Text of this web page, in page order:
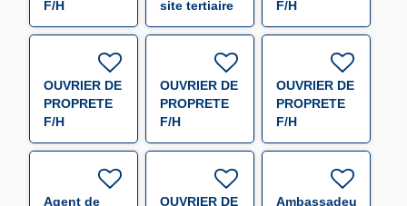
F/H
site tertiaire
F/H
F/H
OUVRIER DE
PROPRETE
F/H
OUVRIER DE
PROPRETE
F/H
OUVRIER DE
PROPRETE
F/H
Agent de
OUVRIER DE
Ambassadeur